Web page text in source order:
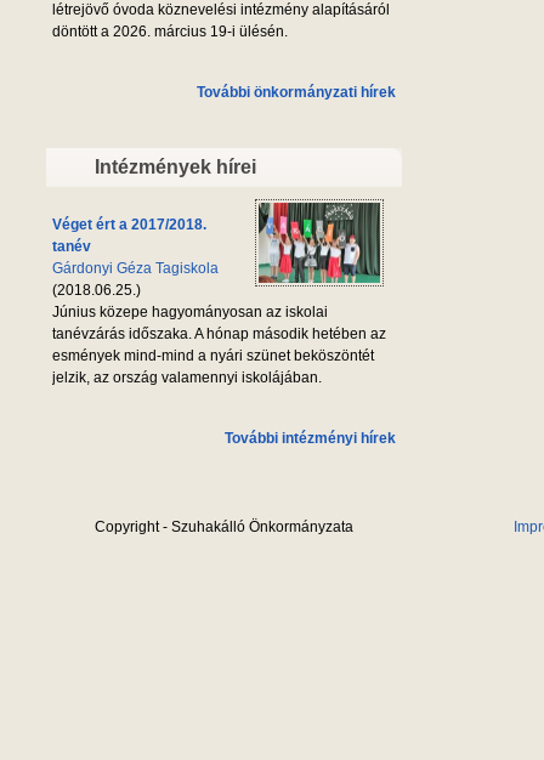
létrejövő óvoda köznevelési intézmény alapításáról
döntött a 2026. március 19-i ülésén.
További önkormányzati hírek
Intézmények hírei
Véget ért a 2017/2018.
tanév
Gárdonyi Géza Tagiskola
(2018.06.25.)
Június közepe hagyományosan az iskolai
tanévzárás időszaka. A hónap második hetében az
esmények mind-mind a nyári szünet beköszöntét
jelzik, az ország valamennyi iskolájában.
További intézményi hírek
Copyright - Szuhakálló Önkormányzata